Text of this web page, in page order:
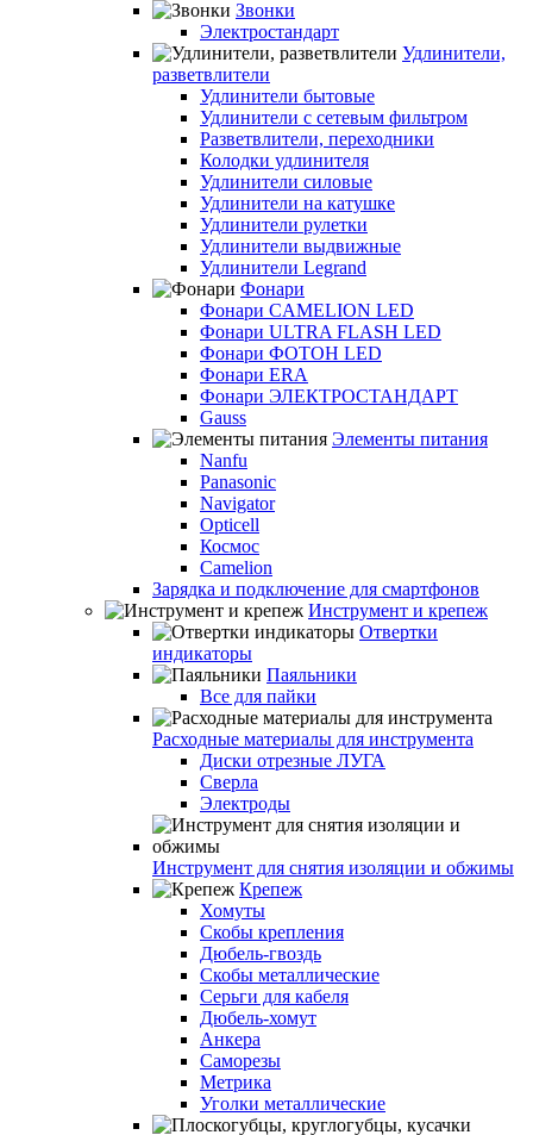
Звонки
Электростандарт
Удлинители,
разветвлители
Удлинители бытовые
Удлинители с сетевым фильтром
Разветвлители, переходники
Колодки удлинителя
Удлинители силовые
Удлинители на катушке
Удлинители рулетки
Удлинители выдвижные
Удлинители Legrand
Фонари
Фонари CAMELION LED
Фонари ULTRA FLASH LED
Фонари ФОТОН LED
Фонари ERA
Фонари ЭЛЕКТРОСТАНДАРТ
Gauss
Элементы питания
Nanfu
Panasonic
Navigator
Opticell
Космос
Camelion
Зарядка и подключение для смартфонов
Инструмент и крепеж
Отвертки
индикаторы
Паяльники
Все для пайки
Расходные материалы для инструмента
Диски отрезные ЛУГА
Сверла
Электроды
Инструмент для снятия изоляции и обжимы
Крепеж
Хомуты
Скобы крепления
Дюбель-гвоздь
Скобы металлические
Серьги для кабеля
Дюбель-хомут
Анкера
Саморезы
Метрика
Уголки металлические